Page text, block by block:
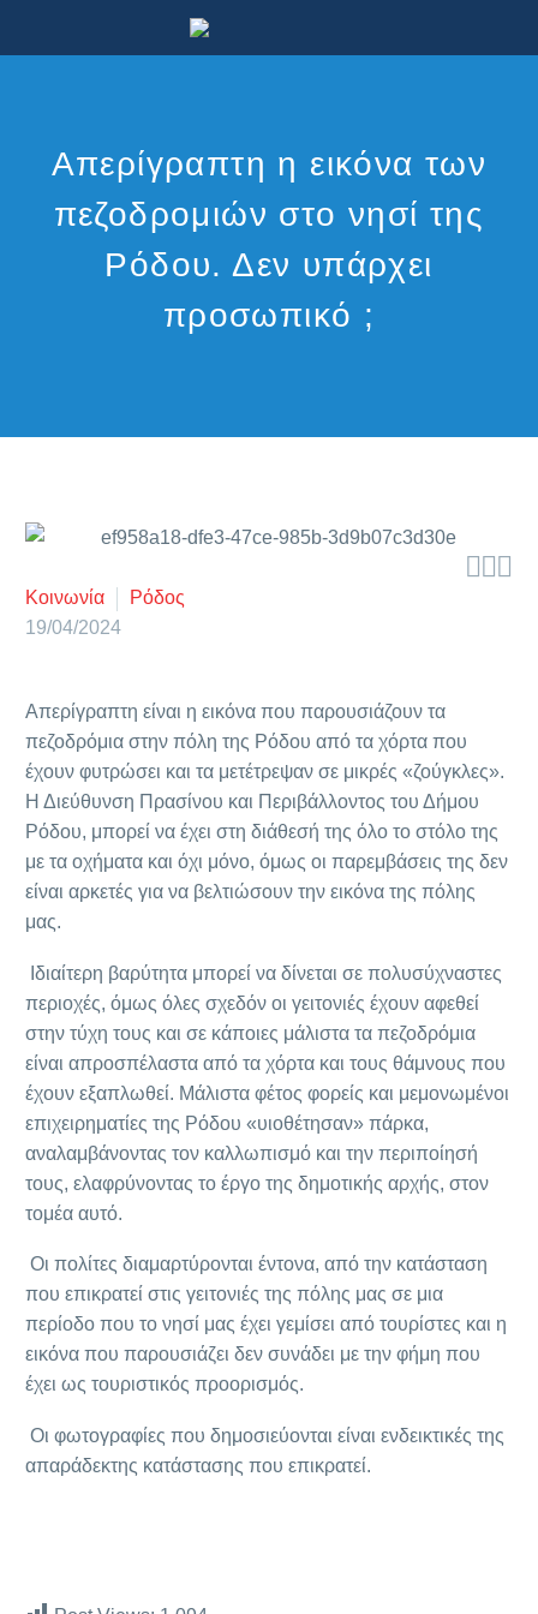
Απερίγραπτη η εικόνα των
πεζοδρομιών στο νησί της
Ρόδου. Δεν υπάρχει
προσωπικό ;

Κοινωνία
Ρόδος
19/04/2024
Απερίγραπτη είναι η εικόνα που παρουσιάζουν τα
πεζοδρόμια στην πόλη της Ρόδου από τα χόρτα που
έχουν φυτρώσει και τα μετέτρεψαν σε μικρές «ζούγκλες».
Η Διεύθυνση Πρασίνου και Περιβάλλοντος του Δήμου
Ρόδου, μπορεί να έχει στη διάθεσή της όλο το στόλο της
με τα οχήματα και όχι μόνο, όμως οι παρεμβάσεις της δεν
είναι αρκετές για να βελτιώσουν την εικόνα της πόλης
μας.
Ιδιαίτερη βαρύτητα μπορεί να δίνεται σε πολυσύχναστες
περιοχές, όμως όλες σχεδόν οι γειτονιές έχουν αφεθεί
στην τύχη τους και σε κάποιες μάλιστα τα πεζοδρόμια
είναι απροσπέλαστα από τα χόρτα και τους θάμνους που
έχουν εξαπλωθεί. Μάλιστα φέτος φορείς και μεμονωμένοι
επιχειρηματίες της Ρόδου «υιοθέτησαν» πάρκα,
αναλαμβάνοντας τον καλλωπισμό και την περιποίησή
τους, ελαφρύνοντας το έργο της δημοτικής αρχής, στον
τομέα αυτό.
Οι πολίτες διαμαρτύρονται έντονα, από την κατάσταση
που επικρατεί στις γειτονιές της πόλης μας σε μια
περίοδο που το νησί μας έχει γεμίσει από τουρίστες και η
εικόνα που παρουσιάζει δεν συνάδει με την φήμη που
έχει ως τουριστικός προορισμός.
Οι φωτογραφίες που δημοσιεύονται είναι ενδεικτικές της
απαράδεκτης κατάστασης που επικρατεί.